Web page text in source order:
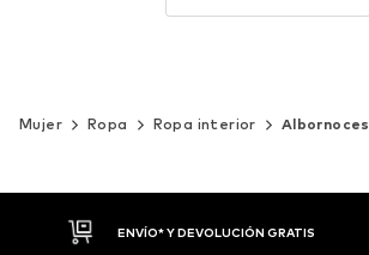
Mujer Ropa Ropa interior Albornoces
DEVOLUCIONES HASTA 30 DÍAS